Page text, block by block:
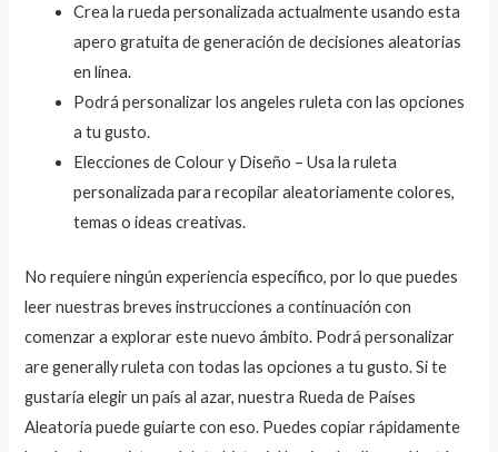
Crea la rueda personalizada actualmente usando esta
apero gratuita de generación de decisiones aleatorias
en línea.
Podrá personalizar los angeles ruleta con las opciones
a tu gusto.
Elecciones de Colour y Diseño – Usa la ruleta
personalizada para recopilar aleatoriamente colores,
temas o ideas creativas.
No requiere ningún experiencia específico, por lo que puedes
leer nuestras breves instrucciones a continuación con
comenzar a explorar este nuevo ámbito. Podrá personalizar
are generally ruleta con todas las opciones a tu gusto. Si te
gustaría elegir un país al azar, nuestra Rueda de Países
Aleatoria puede guiarte con eso. Puedes copiar rápidamente